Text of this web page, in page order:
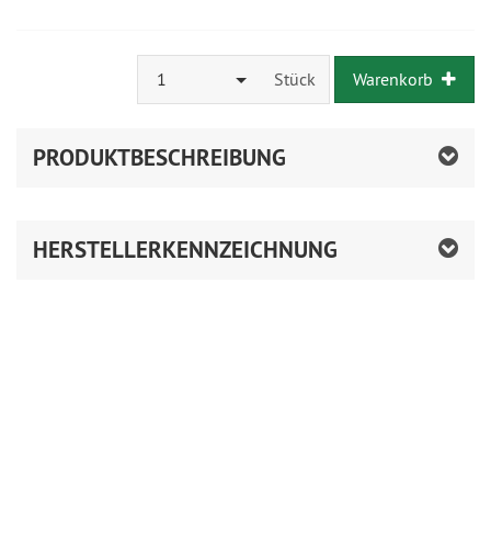
1 Stück Warenkorb
PRODUKTBESCHREIBUNG
HERSTELLERKENNZEICHNUNG